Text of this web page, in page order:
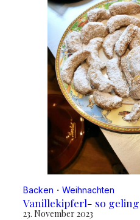
Backen ・ Weihnachten
Vanillekipferl- so
23. November 2023